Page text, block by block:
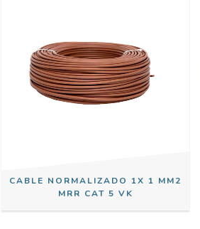
CABLE NORMALIZADO 1X 1 MM2
MRR CAT 5 VK